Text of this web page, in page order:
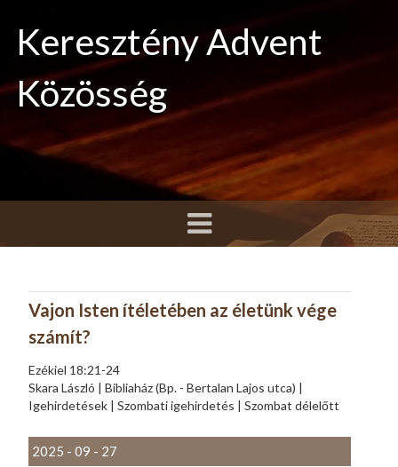
Keresztény Advent
Közösség
Vajon Isten ítéletében az életünk vége
számít?
Ezékiel 18:21-24
Skara László | Bibliaház (Bp. - Bertalan Lajos utca) |
Igehirdetések | Szombati igehirdetés | Szombat délelőtt
2025 - 09 - 27